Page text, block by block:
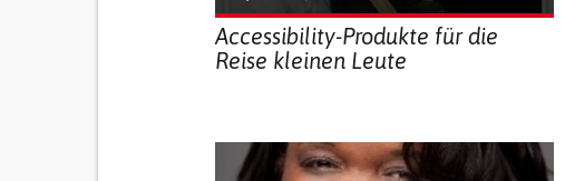
Accessibility-Produkte für die
Reise kleinen Leute